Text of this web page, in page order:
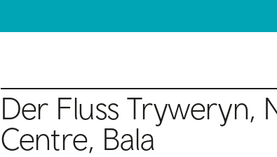
Der Fluss Tryweryn,
Centre, Bala